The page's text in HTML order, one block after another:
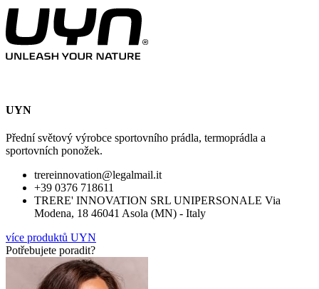
UYN
Přední světový výrobce sportovního prádla, termoprádla a
sportovních ponožek.
trereinnovation@legalmail.it
+39 0376 718611
TRERE' INNOVATION SRL UNIPERSONALE Via
Modena, 18 46041 Asola (MN) - Italy
více produktů UYN
Potřebujete poradit?